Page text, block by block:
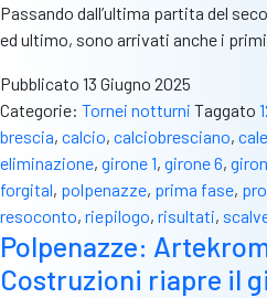
Passando dall’ultima partita del
ed ultimo, sono arrivati anche i
Pubblicato 13 Giugno 2025
Categorie: Tornei notturni Taggato
brescia, calcio, calciobresciano,
eliminazione, girone 1, girone 6,
forgital, polpenazze, prima fase,
resoconto, riepilogo, risultati,
Polpenazze:
Costruzioni riapre il